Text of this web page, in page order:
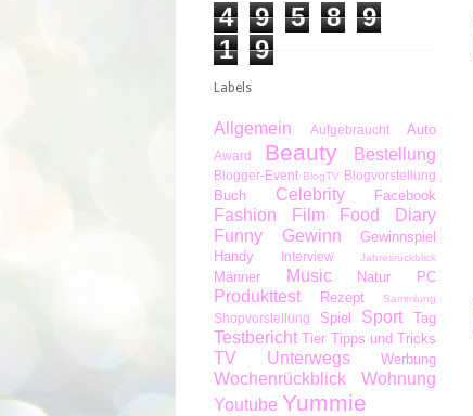
4 9 5 8
9
1
9
Labels
Allgemein Aufgebraucht Auto
Award Beauty Bestellung
Blogger-Event BlogTV Blogvorstellung
Buch Celebrity Facebook
Fashion Film
Food Diary
Funny
Gewinn
Gewinnspiel
Handy
Interview Jahresrückblick
Männer Music Natur PC
Produkttest Rezept Sammlung
Shopvorstellung Spiel Sport Tag
Testbericht Tier Tipps und Tricks
TV Unterwegs Werbung
Wochenrückblick
Wohnung
Youtube Yummie